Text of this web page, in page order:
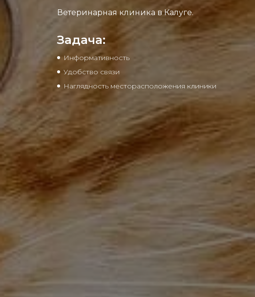
Ветеринарная клиника в Калуге.
Задача:
Информативность
Удобство связи
Наглядность месторасположения клиники